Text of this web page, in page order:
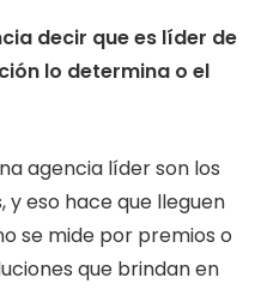
decir que es líder de
lo determina o el
agencia líder son los
y eso hace que lleguen
se mide por premios o
que brindan en